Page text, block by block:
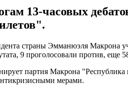
13-часовых
страны Эмманюэля Макрона
9 проголосовали против, еще
партия Макрона
мерами.